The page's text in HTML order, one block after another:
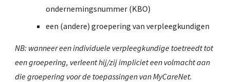
ondernemingsnummer (KBO)
een (andere) groepering van verpleegkundigen
NB: wanneer een individuele verpleegkundige toetreedt tot
een groepering, verleent hij/zij impliciet een volmacht aan
die groepering voor de toepassingen van MyCareNet.